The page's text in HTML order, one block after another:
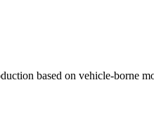
based on vehicle-borne